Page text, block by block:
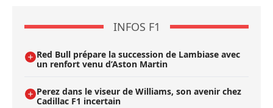
INFOS F1
Red Bull prépare la succession de Lambiase avec
un renfort venu d’Aston Martin
Perez dans le viseur de Williams, son avenir chez
Cadillac F1 incertain